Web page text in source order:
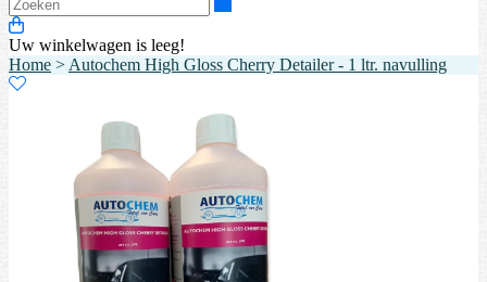
Uw winkelwagen is leeg!
Home > Autochem High Gloss Cherry Detailer - 1 ltr. navulling